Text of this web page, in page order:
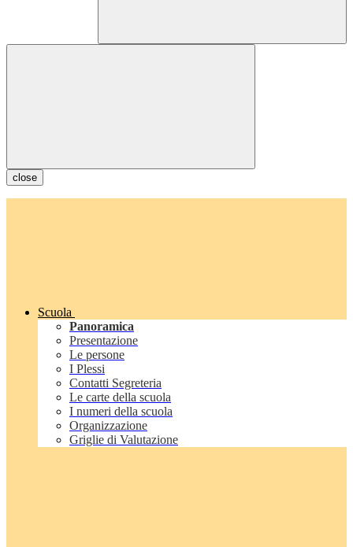
close
Scuola
Panoramica
Presentazione
Le persone
I Plessi
Contatti Segreteria
Le carte della scuola
I numeri della scuola
Organizzazione
Griglie di Valutazione